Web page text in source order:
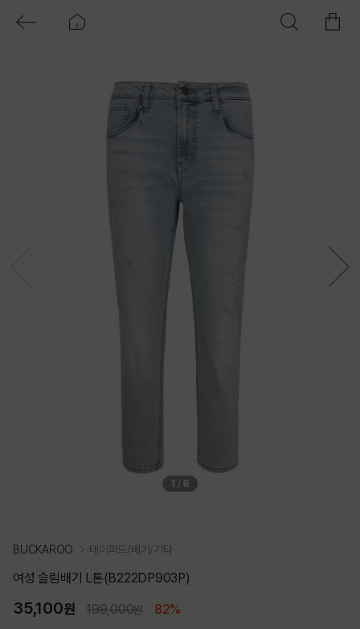
1 / 6
BUCKAROO 테이퍼드/배기/기타
여성 슬림배기 L톤(B222DP903P)
35,100원 199,000원 82%